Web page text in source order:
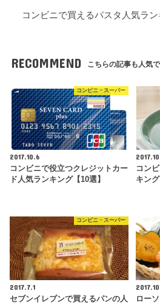
コンビニで買えるパスタ人気ラン
RECOMMEND こちらの記事も人気で
コンビニ・スーパー
2017.10.6
コンビニで役立つクレジットカー
ド人気ランキング【10選】
コン
キング
コンビニ・スーパー
2017.7.1
セブンイレブンで買えるパンの人
ロー